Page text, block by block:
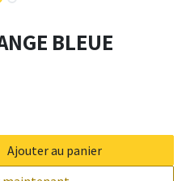
BLEUE
Ajouter au panier